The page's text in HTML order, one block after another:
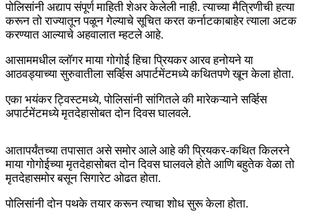
पोलिसांनी अद्याप संपूर्ण माहिती शेअर केलेली नाही. त्याच्या मैत्रिणीची हत्या
करून तो राज्यातून पळून गेल्याचे सूचित करत कर्नाटकाबाहेर त्याला अटक
करण्यात आल्याचे अहवालात म्हटले आहे.
आसाममधील व्लॉगर माया गोगोई हिचा प्रियकर आरव हनोयने या
आठवड्याच्या सुरुवातीला सर्व्हिस अपार्टमेंटमध्ये कथितपणे खून केला होता.
एका भयंकर ट्विस्टमध्ये, पोलिसांनी सांगितले की मारेकऱ्याने सर्व्हिस
अपार्टमेंटमध्ये मृतदेहासोबत दोन दिवस घालवले.
आतापर्यंतच्या तपासात असे समोर आले आहे की प्रियकर-कथित किलरने
माया गोगोईच्या मृतदेहासोबत दोन दिवस घालवले होते आणि बहुतेक वेळा तो
मृतदेहासमोर बसून सिगारेट ओढत होता.
पोलिसांनी दोन पथके तयार करून त्याचा शोध सुरू केला होता.